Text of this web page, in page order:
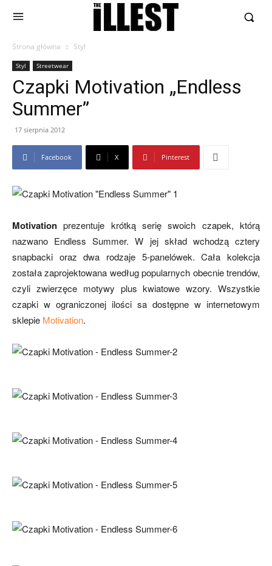
Strona główna Styl
Styl Streetwear
Czapki Motivation „Endless
Summer”
17 sierpnia 2012
Facebook X Pinterest
Motivation prezentuje krótką serię swoich czapek, którą
nazwano Endless Summer. W jej skład wchodzą cztery
snapbacki oraz dwa rodzaje 5-panelówek. Cała kolekcja
została zaprojektowana według popularnych obecnie trendów,
czyli zwierzęce motywy plus kwiatowe wzory. Wszystkie
czapki w ograniczonej ilości sa dostępne w internetowym
sklepie Motivation.